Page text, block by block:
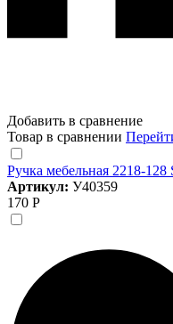
Добавить в сравнение
Товар в сравнении
Ручка мебельная 2218-128
Артикул: У40359
170 Р